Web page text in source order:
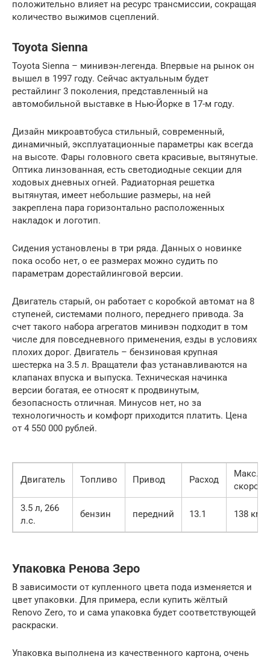
положительно влияет на ресурс трансмиссии, сокращая
количество выжимов сцеплений.
Toyota Sienna
Toyota Sienna – минивэн-легенда. Впервые на рынок он
вышел в 1997 году. Сейчас актуальным будет
рестайлинг 3 поколения, представленный на
автомобильной выставке в Нью-Йорке в 17-м году.
Дизайн микроавтобуса стильный, современный,
динамичный, эксплуатационные параметры как всегда
на высоте. Фары головного света красивые, вытянутые.
Оптика линзованная, есть светодиодные секции для
ходовых дневных огней. Радиаторная решетка
вытянутая, имеет небольшие размеры, на ней
закреплена пара горизонтально расположенных
накладок и логотип.
Сидения установлены в три ряда. Данных о новинке
пока особо нет, о ее размерах можно судить по
параметрам дорестайлинговой версии.
Двигатель старый, он работает с коробкой автомат на 8
ступеней, системами полного, переднего привода. За
счет такого набора агрегатов минивэн подходит в том
числе для повседневного применения, езды в условиях
плохих дорог. Двигатель – бензиновая крупная
шестерка на 3.5 л. Вращатели фаз устанавливаются на
клапанах впуска и выпуска. Техническая начинка
версии богатая, ее относят к продвинутым,
безопасность отличная. Минусов нет, но за
технологичность и комфорт приходится платить. Цена
от 4 550 000 рублей.
Двигатель Топливо Привод Расход
Макс.
3.5 л, 266
л.с.
бензин передний 13.1 138 км/ч
Упаковка Ренова Зеро
В зависимости от купленного цвета пода изменяется и
цвет упаковки. Для примера, если купить жёлтый
Renovo Zero, то и сама упаковка будет соответствующей
раскраски.
Упаковка выполнена из качественного картона, очень